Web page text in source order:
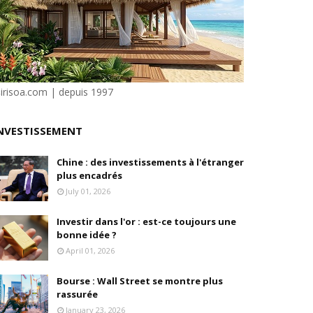
et la désirabilité
| depuis 1997
Chine : des investissements à l'étranger
plus encadrés
July 01, 2026
Investir dans l'or : est-ce toujours une
bonne idée ?
April 01, 2026
Bourse : Wall Street se montre plus
rassurée
January 23, 2026